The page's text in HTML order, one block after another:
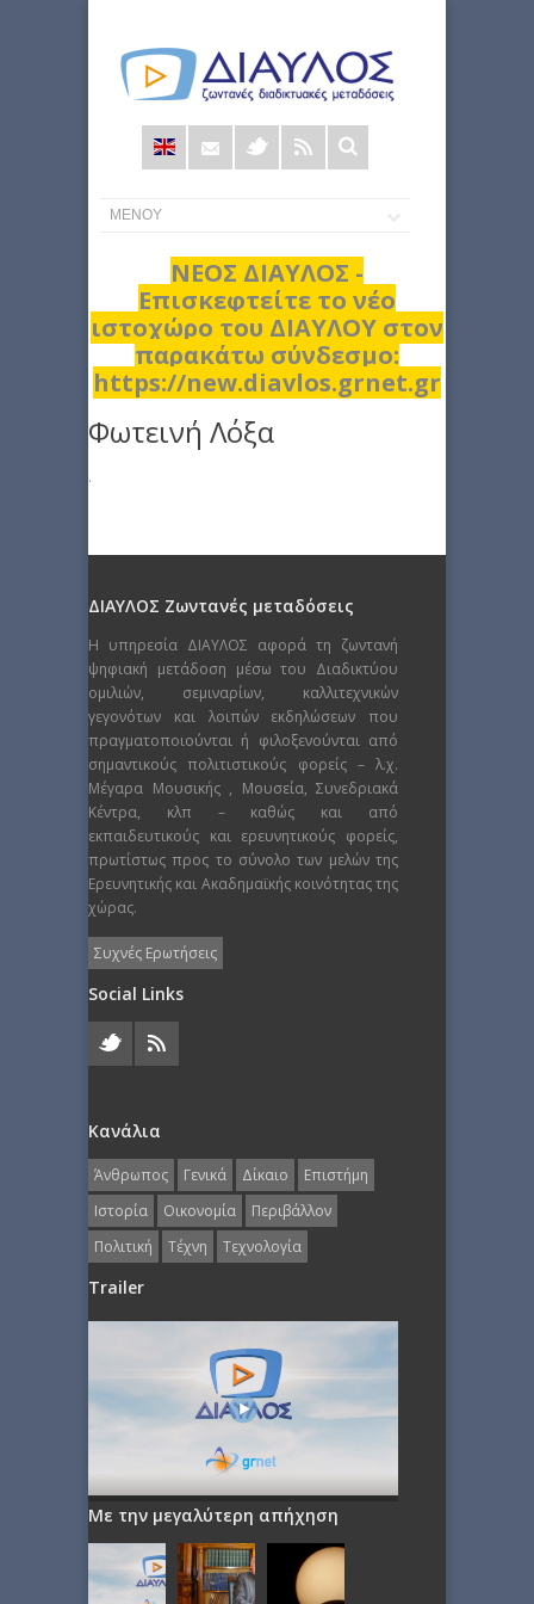
Φόρμα
αναζήτησης
ΝΕΟΣ ΔΙΑΥΛΟΣ -
Επισκεφτείτε το νέο
ιστοχώρο του ΔΙΑΥΛΟΥ στον
παρακάτω σύνδεσμο:
https://new.diavlos.grnet.gr
Φωτεινή Λόξα
.
ΔΙΑΥΛΟΣ Ζωντανές μεταδόσεις
Η υπηρεσία ΔΙΑΥΛΟΣ αφορά τη ζωντανή
ψηφιακή μετάδοση μέσω του Διαδικτύου
ομιλιών, σεμιναρίων, καλλιτεχνικών
γεγονότων και λοιπών εκδηλώσεων που
πραγματοποιούνται ή φιλοξενούνται από
σημαντικούς πολιτιστικούς φορείς – λ.χ.
Μέγαρα Μουσικής , Μουσεία, Συνεδριακά
Κέντρα, κλπ – καθώς και από
εκπαιδευτικούς και ερευνητικούς φορείς,
πρωτίστως προς το σύνολο των μελών της
Ερευνητικής και Ακαδημαϊκής κοινότητας της
χώρας.
Συχνές Ερωτήσεις
Social Links
Κανάλια
Άνθρωπος Γενικά Δίκαιο
Επιστήμη
Ιστορία
Οικονομία
Περιβάλλον
Πολιτική
Τέχνη Τεχνολογία
Trailer
Με την μεγαλύτερη απήχηση